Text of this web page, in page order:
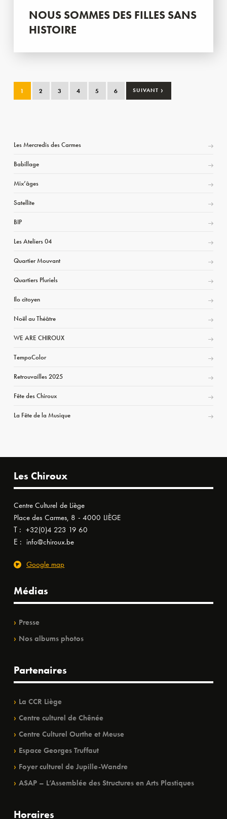
NOUS SOMMES DES FILLES SANS
HISTOIRE
1 2 3 4 5 6 SUIVANT ›
Les Mercredis des Carmes
Babillage
Mix’âges
Satellite
BIP
Les Ateliers 04
Quartier Mouvant
Quartiers Pluriels
Ilo citoyen
Noël au Théâtre
WE ARE CHIROUX
TempoColor
Retrouvailles 2025
Fête des Chiroux
La Fête de la Musique
Les Chiroux
Centre Culturel de Liège
Place des Carmes, 8 - 4000 LIÈGE
T : +32(0)4 223 19 60
E : info@chiroux.be
Google map
Médias
Presse
Nos albums photos
Partenaires
La CCR Liège
Centre culturel de Chênée
Centre Culturel Ourthe et Meuse
Espace Georges Truffaut
Foyer culturel de Jupille-Wandre
ASAP – L’Assemblée des Structures en Arts Plastiques
Horaires